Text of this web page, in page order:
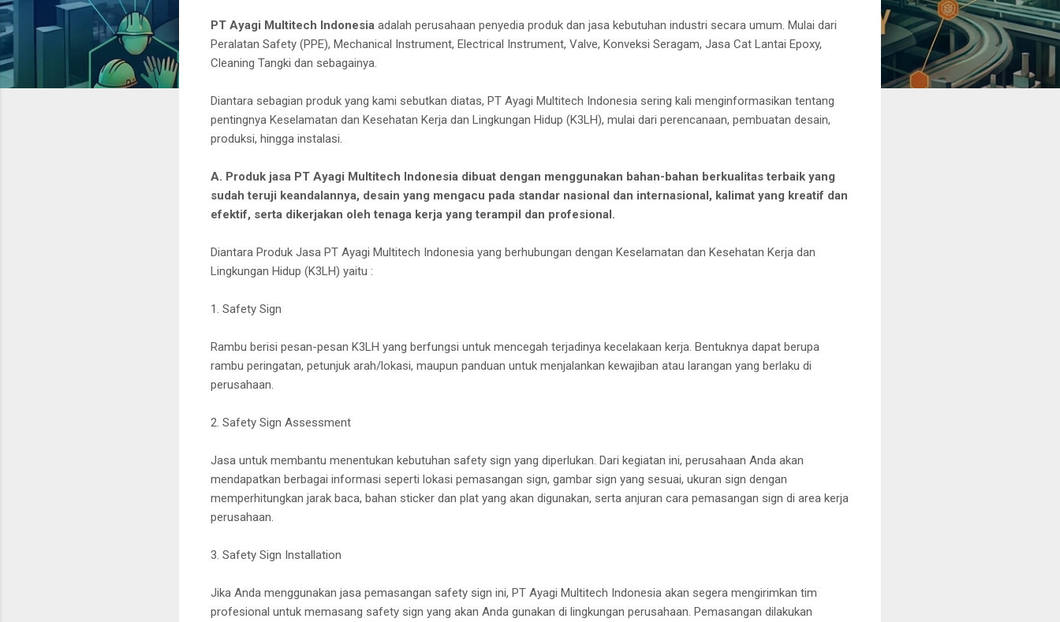
PT Ayagi Multitech Indonesia adalah perusahaan penyedia produk dan jasa kebutuhan industri secara umum. Mulai dari
Peralatan Safety (PPE), Mechanical Instrument, Electrical Instrument, Valve, Konveksi Seragam, Jasa Cat Lantai Epoxy,
Cleaning Tangki dan sebagainya.
Diantara sebagian produk yang kami sebutkan diatas, PT Ayagi Multitech Indonesia sering kali menginformasikan tentang
pentingnya Keselamatan dan Kesehatan Kerja dan Lingkungan Hidup (K3LH), mulai dari perencanaan, pembuatan desain,
produksi, hingga instalasi.
A. Produk jasa PT Ayagi Multitech Indonesia dibuat dengan menggunakan bahan-bahan berkualitas terbaik yang
sudah teruji keandalannya, desain yang mengacu pada standar nasional dan internasional, kalimat yang kreatif dan
efektif, serta dikerjakan oleh tenaga kerja yang terampil dan profesional.
Diantara Produk Jasa PT Ayagi Multitech Indonesia yang berhubungan dengan Keselamatan dan Kesehatan Kerja dan
Lingkungan Hidup (K3LH) yaitu :
1. Safety Sign
Rambu berisi pesan-pesan K3LH yang berfungsi untuk mencegah terjadinya kecelakaan kerja. Bentuknya dapat berupa
rambu peringatan, petunjuk arah/lokasi, maupun panduan untuk menjalankan kewajiban atau larangan yang berlaku di
perusahaan.
2. Safety Sign Assessment
Jasa untuk membantu menentukan kebutuhan safety sign yang diperlukan. Dari kegiatan ini, perusahaan Anda akan
mendapatkan berbagai informasi seperti lokasi pemasangan sign, gambar sign yang sesuai, ukuran sign dengan
memperhitungkan jarak baca, bahan sticker dan plat yang akan digunakan, serta anjuran cara pemasangan sign di area kerja
perusahaan.
3. Safety Sign Installation
Jika Anda menggunakan jasa pemasangan safety sign ini, PT Ayagi Multitech Indonesia akan segera mengirimkan tim
profesional untuk memasang safety sign yang akan Anda gunakan di lingkungan perusahaan. Pemasangan dilakukan